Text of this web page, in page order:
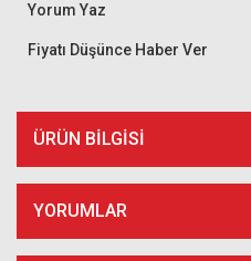
Yorum Yaz
Fiyatı Düşünce Haber Ver
ÜRÜN BILGISI
YORUMLAR